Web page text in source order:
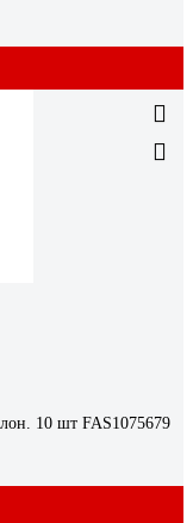
10 шт FAS1075679